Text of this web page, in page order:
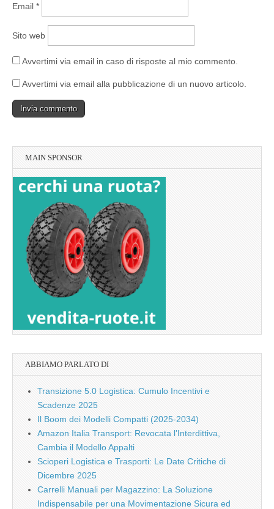
Email *
Sito web
Avvertimi via email in caso di risposte al mio commento.
Avvertimi via email alla pubblicazione di un nuovo articolo.
MAIN SPONSOR
ABBIAMO PARLATO DI
Transizione 5.0 Logistica: Cumulo Incentivi e
Scadenze 2025
Il Boom dei Modelli Compatti (2025-2034)
Amazon Italia Transport: Revocata l’Interdittiva,
Cambia il Modello Appalti
Scioperi Logistica e Trasporti: Le Date Critiche di
Dicembre 2025
Carrelli Manuali per Magazzino: La Soluzione
Indispensabile per una Movimentazione Sicura ed